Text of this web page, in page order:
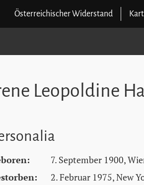
Österreichischer Widerstand
Leopoldine
7. September 1900,
2. Februar 1975, New